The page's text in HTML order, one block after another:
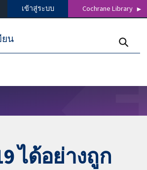
เข้าสู่ระบบ Cochrane Library
ยน
ได้อย่างถูก